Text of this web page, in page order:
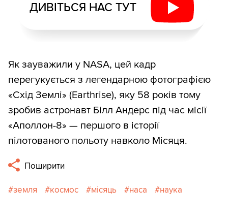
ДИВІТЬСЯ НАС ТУТ
Як зауважили у NASA, цей кадр
перегукується з легендарною фотографією
«Схід Землі» (Earthrise), яку 58 років тому
зробив астронавт Білл Андерс під час місії
«Аполлон-8» — першого в історії
пілотованого польоту навколо Місяця.
Поширити
земля космос місяць наса наука